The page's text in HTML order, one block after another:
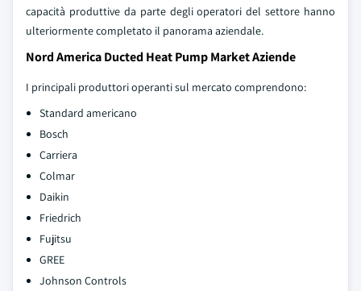
capacità produttive da parte degli operatori del settore hanno
ulteriormente completato il panorama aziendale.
Nord America Ducted Heat Pump Market Aziende
I principali produttori operanti sul mercato comprendono:
Standard americano
Bosch
Carriera
Colmar
Daikin
Friedrich
Fujitsu
GREE
Johnson Controls